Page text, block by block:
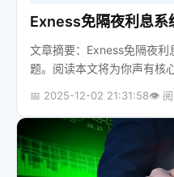
Exness免隔夜利息系
文章摘要：Exness免隔夜
题。阅读本文将为你声有核心知识。 外汇交
现持仓过夜后，账户里多了
📅 2025-12-02 21:31:58👁️ 阅